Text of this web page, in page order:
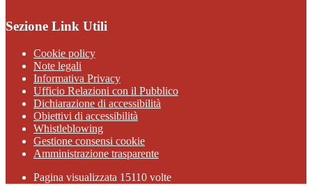
Sezione Link Utili
Cookie policy
Note legali
Informativa Privacy
Ufficio Relazioni con il Pubblico
Dichiarazione di accessibilità
Obiettivi di accessibilità
Whistleblowing
Gestione consensi cookie
Amministrazione trasparente
Pagina visualizzata 15110 volte